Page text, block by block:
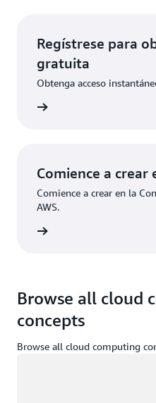
Regístrese para
gratuita
Obtenga acceso
Comience a crear
Comience a crear en la
AWS.
Browse all cloud
concepts
Browse all cloud computing